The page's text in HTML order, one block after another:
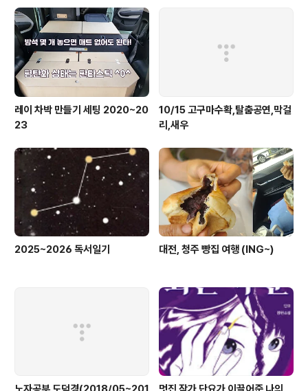
레이 차박 만들기 세팅 2020~20
23
10/15 고구마수확,탈춤공연,막걸
리,새우
2025~2026 독서일기 대전, 청주 빵집 여행 (ING~)